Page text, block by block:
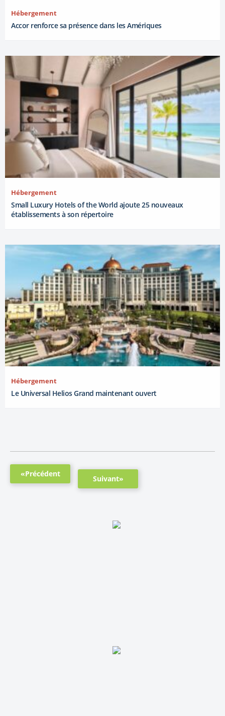
Hébergement
Accor renforce sa présence dans les Amériques
Hébergement
Small Luxury Hotels of the World ajoute 25 nouveaux
établissements à son répertoire
Hébergement
Le Universal Helios Grand maintenant ouvert
«Précédent
Suivant»